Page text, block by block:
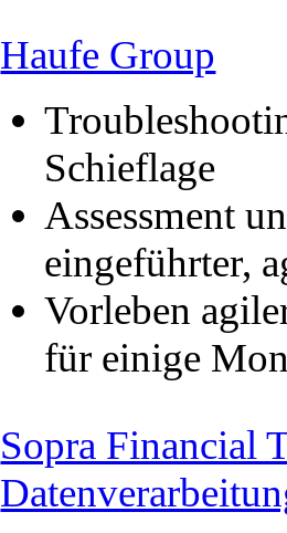
Haufe Group
Schieflage
Assessment
eingeführter,
Vorleben
für einige
Sopra Financial